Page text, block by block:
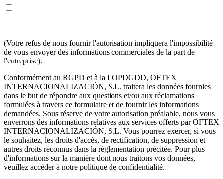
(Votre refus de nous fournir l'autorisation impliquera l'impossibilité
de vous envoyer des informations commerciales de la part de
l'entreprise).
Conformément au RGPD et à la LOPDGDD, OFTEX
INTERNACIONALIZACIÓN, S.L. traitera les données fournies
dans le but de répondre aux questions et/ou aux réclamations
formulées à travers ce formulaire et de fournir les informations
demandées. Sous réserve de votre autorisation préalable, nous vous
enverrons des informations relatives aux services offerts par OFTEX
INTERNACIONALIZACIÓN, S.L. Vous pourrez exercer, si vous
le souhaitez, les droits d'accès, de rectification, de suppression et
autres droits reconnus dans la réglementation précitée. Pour plus
d'informations sur la manière dont nous traitons vos données,
veuillez accéder à notre politique de confidentialité.